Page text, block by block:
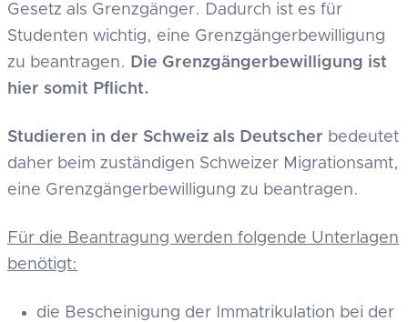
Gesetz als Grenzgänger. Dadurch ist es für
Studenten wichtig, eine Grenzgängerbewilligung
zu beantragen.
Die Grenzgängerbewilligung ist
hier somit Pflicht.
Studieren in der Schweiz als Deutscher bedeutet
daher beim zuständigen Schweizer Migrationsamt,
eine Grenzgängerbewilligung zu beantragen.
Für die Beantragung werden folgende Unterlagen
benötigt:
die Bescheinigung der Immatrikulation bei der